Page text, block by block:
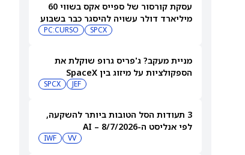
עסקת קורסור של ספייס אקס בשווי 60
מיליארד דולר עשויה להיסגר כבר בשבוע
SPCX
PC:CURSO
מניית מעקב? ג'פריס גרופ שוקלת את
הספקולציות על מיזוג בין SpaceX
JEF
SPCX
3 תעודות הסל הטובות ביותר להשקעה,
לפי אנליסט ה-AI – 8/7/2026
VV
IWF